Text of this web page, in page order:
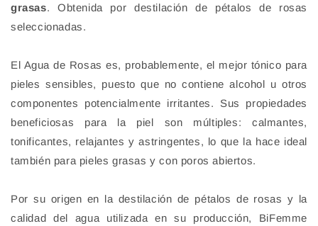
grasas. Obtenida por destilación de pétalos de rosas
seleccionadas.
El Agua de Rosas es, probablemente, el mejor tónico para
pieles sensibles, puesto que no contiene alcohol u otros
componentes potencialmente irritantes. Sus propiedades
beneficiosas para la piel son múltiples: calmantes,
tonificantes, relajantes y astringentes, lo que la hace ideal
también para pieles grasas y con poros abiertos.
Por su origen en la destilación de pétalos de rosas y la
calidad del agua utilizada en su producción, BiFemme